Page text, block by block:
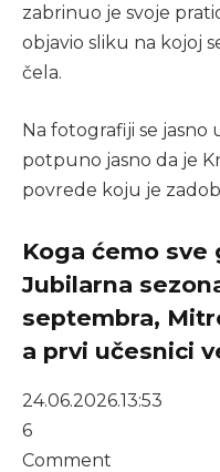
zabrinuo je svoje
objavio sliku na kojoj
čela.
Na fotografiji se jasno
potpuno jasno da je
povrede koju je
Koga ćemo sve
Jubilarna
septembra,
a prvi učesnici
24.06.2026.13:53
6
Comment